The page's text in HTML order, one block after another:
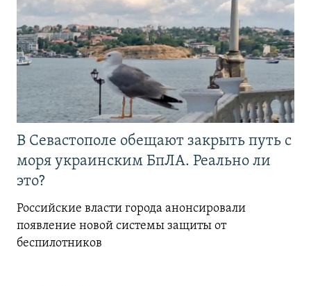
В Севастополе обещают закрыть путь с
моря украинским БпЛА. Реально ли
это?
Российские власти города анонсировали
появление новой системы защиты от
беспилотников